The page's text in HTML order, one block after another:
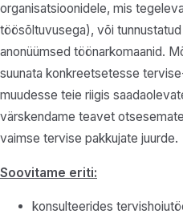
organisatsioonidele, mis
töösõltuvusega), või
anonüümsed töönarkomaanid.
suunata konkreetsetesse
muudesse teie riigis
värskendame teavet
vaimse tervise pakkujate juurde.
Soovitame eriti:
konsulteerides